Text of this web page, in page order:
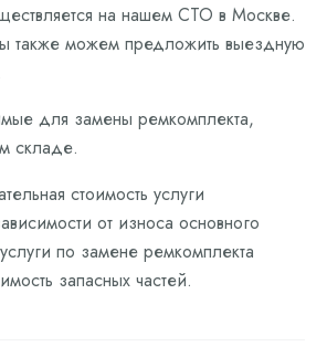
на нашем СТО в Москве.
также можем предложить выездную
для замены ремкомплекта,
складе.
стоимость услуги
от износа основного
по замене ремкомплекта
запасных частей.